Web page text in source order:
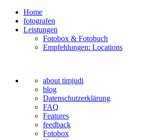
Home
fotografen
Leistungen
Fotobox & Fotobuch
Empfehlungen: Locations
about timjudi
blog
Datenschutzerklärung
FAQ
Features
feedback
Fotobox